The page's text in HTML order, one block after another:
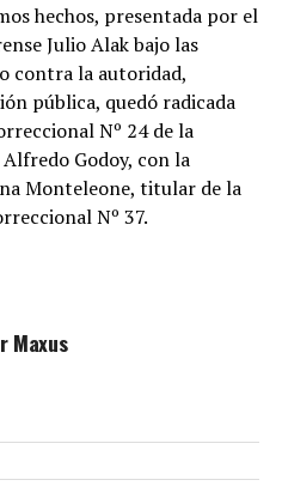
hechos, presentada por el
Julio Alak bajo las
contra la autoridad,
pública, quedó radicada
Nº 24 de la
Godoy, con la
Monteleone, titular de la
Nº 37.
Maxus